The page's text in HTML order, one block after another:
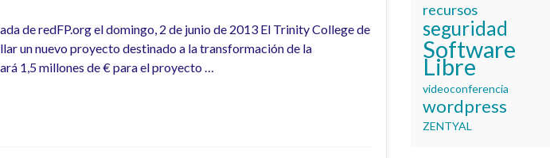
de redFP.org el domingo, 2 de junio de 2013 El Trinity College de
un nuevo proyecto destinado a la transformación de la
1,5 millones de € para el proyecto …
recursos
seguridad
Software
Libre
videoconferencia
wordpress
ZENTYAL